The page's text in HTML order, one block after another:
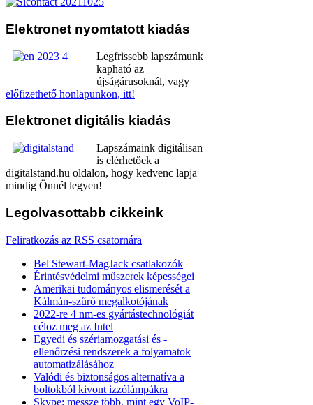
Elektronet nyomtatott kiadás
Legfrissebb lapszámunk
kapható az
újságárusoknál, vagy
előfizethető honlapunkon, itt!
Elektronet digitális kiadás
Lapszámaink digitálisan
is elérhetőek a
digitalstand.hu oldalon, hogy kedvenc lapja
mindig Önnél legyen!
Legolvasottabb cikkeink
Feliratkozás az RSS csatornára
Bel Stewart-MagJack csatlakozók
Érintésvédelmi műszerek képességei
Amerikai tudományos elismerését a
Kálmán-szűrő megalkotójának
2022-re 4 nm-es gyártástechnológiát
céloz meg az Intel
Egyedi és szériamozgatási és -
ellenőrzési rendszerek a folyamatok
automatizálásához
Valódi és biztonságos alternatíva a
boltokból kivont izzólámpákra
Skype: messze több, mint egy VoIP-